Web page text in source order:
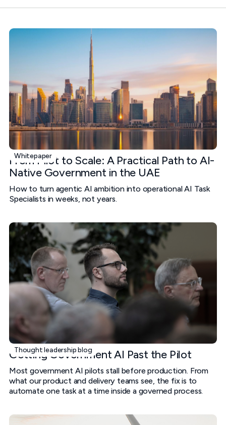
Whitepaper
From Pilot to Scale: A Practical Path to AI-
Native Government in the UAE
How to turn agentic AI ambition into operational AI Task
Specialists in weeks, not years.
Thought leadership blog
Getting Government AI Past the Pilot
Most government AI pilots stall before production. From
what our product and delivery teams see, the fix is to
automate one task at a time inside a governed process.